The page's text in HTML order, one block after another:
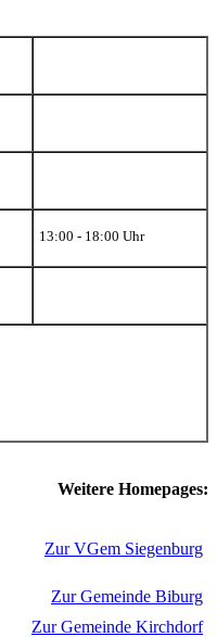
13:00 - 18:00 Uhr
Weitere Homepages:
Zur VGem Siegenburg
Zur Gemeinde Biburg
Zur Gemeinde Kirchdorf